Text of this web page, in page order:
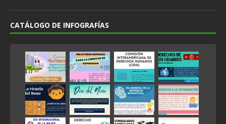
CATÁLOGO DE INFOGRAFÍAS